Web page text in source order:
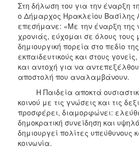
Στη δήλωση του για την έναρξη
ο Δήμαρχος Ηρακλείου Βασίλης
επεσήμανε: «Με την έναρξη της
χρονιάς, εύχομαι σε όλους τους
δημιουργική πορεία στο πεδίο
εκπαιδευτικούς και στους
και αντοχή για να
αποστολή που αναλαμβάνουν.
Η Παιδεία αποκτά
κοινού με τις γνώσεις και τις
προσφέρει, διαμορφώνει:
δημοκρατική συνείδηση και
δημιουργεί πολίτες υπεύθυνους
κοινωνία.